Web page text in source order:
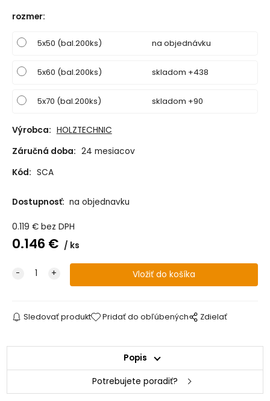
rozmer:
5x50 (bal.200ks) na objednávku
5x60 (bal.200ks) skladom +438
5x70 (bal.200ks) skladom +90
Výrobca: HOLZTECHNIC
Záručná doba: 24 mesiacov
Kód: SCA
Dostupnosť: na objednavku
0.119 € bez DPH
0.146 € ks
Sledovať produkt Pridať do obľúbených Zdielať
Popis
Potrebujete poradiť?